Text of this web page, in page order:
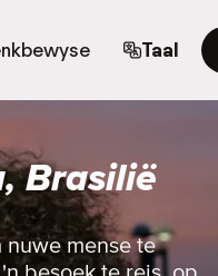
Taal
Brasilië
nuwe mense te